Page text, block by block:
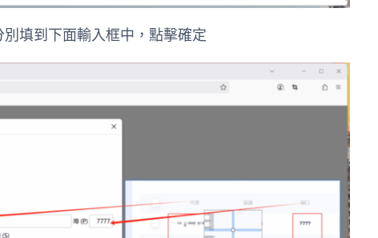
填到下面輸入框中，點擊確定